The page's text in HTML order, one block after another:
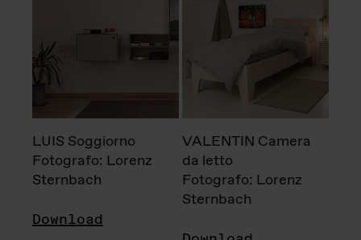
LUIS Soggiorno
Fotografo: Lorenz
Sternbach
Download
VALENTIN Camera
da letto
Fotografo: Lorenz
Sternbach